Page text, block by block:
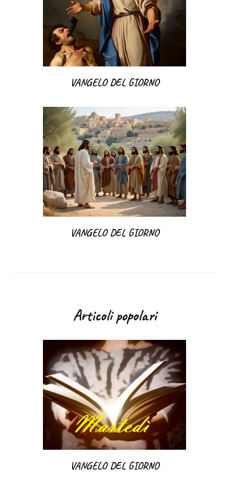
VANGELO DEL GIORNO
VANGELO DEL GIORNO
Articoli popolari
VANGELO DEL GIORNO